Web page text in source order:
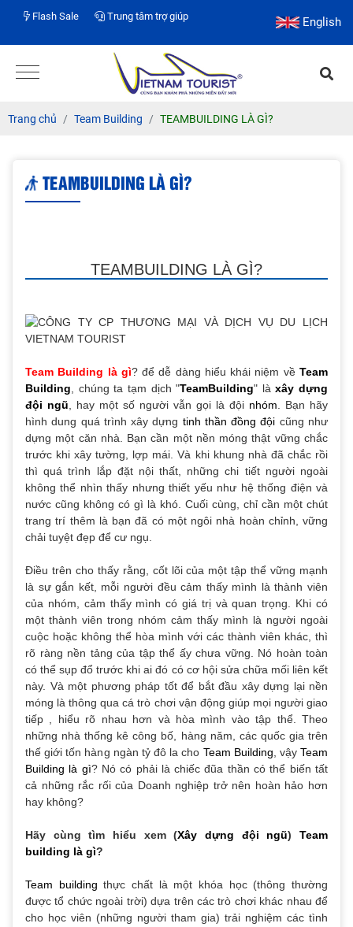
Flash Sale Trung tâm trợ giúp English
Trang chủ Team Building TEAMBUILDING LÀ GÌ?
TEAMBUILDING LÀ GÌ?
TEAMBUILDING LÀ GÌ?
Team Building là gì? để dễ dàng hiểu khái niệm vềTeam
Building , chúng ta tạm dịch "TeamBuilding" làxây dựng
đội ngũ , hay một số người vẫn gọi là đội nhóm . Bạn hãy
hình dung quá trình xây dựng tinh thần đồng đội cũng như
dựng một căn nhà. Bạn cần một nền móng thật vững chắc
trước khi xây tường, lợp mái. Và khi khung nhà đã chắc rồi
thì quá trình lắp đặt nội thất, những chi tiết người ngoài
không thể nhìn thấy nhưng thiết yếu như hệ thống điện và
nước cũng không có gì là khó. Cuối cùng, chỉ cần một chút
trang trí thêm là bạn đã có một ngôi nhà hoàn chỉnh, vững
chải tuyệt đẹp để cư ngụ.
Điều trên cho thấy rằng, cốt lõi của một tập thể vững mạnh
là sự gắn kết, mỗi người đều cảm thấy mình là thành viên
của nhóm, cảm thấy mình có giá trị và quan trọng. Khi có
một thành viên trong nhóm cảm thấy mình là người ngoài
cuộc hoặc không thể hòa mình với các thành viên khác, thì
rõ ràng nền tảng của tập thể ấy chưa vững. Nó hoàn toàn
có thể sụp đổ trước khi ai đó có cơ hội sửa chữa mối liên kết
này. Và một phương pháp tốt để bắt đầu xây dựng lại nền
móng là thông qua cá trò chơi vận động giúp mọi người giao
tiếp , hiểu rõ nhau hơn và hòa mình vào tập thể. Theo
những nhà thống kê công bố, hàng năm, các quốc gia trên
thế giới tốn hàng ngàn tỷ đô la cho Team Building , vậyTeam
Building là gì? Nó có phải là chiếc đũa thần có thể biến tất
cả những rắc rối của Doanh nghiệp trở nên hoàn hảo hơn
hay không?
Hãy cùng tìm hiểu xem (Xây dựng đội ngũ)Team
building là gì?
Team building thực chất là một khóa học (thông thường
được tổ chức ngoài trời) dựa trên các trò chơi khác nhau để
cho học viên (những người tham gia) trải nghiệm các tình